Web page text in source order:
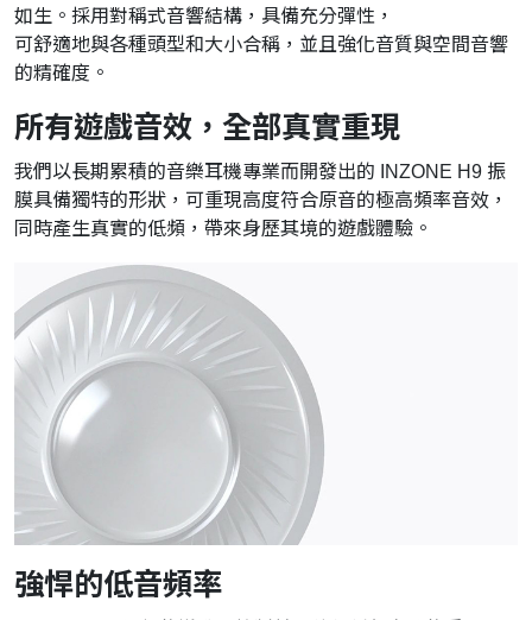
如生。採用對稱式音響結構，具備充分彈性，
可舒適地與各種頭型和大小合稱，並且強化音質與空間音響
的精確度。
所有遊戲音效，全部真實重現
我們以長期累積的音樂耳機專業而開發出的 INZONE H9 振
膜具備獨特的形狀，可重現高度符合原音的極高頻率音效，
同時產生真實的低頻，帶來身歷其境的遊戲體驗。
強悍的低音頻率